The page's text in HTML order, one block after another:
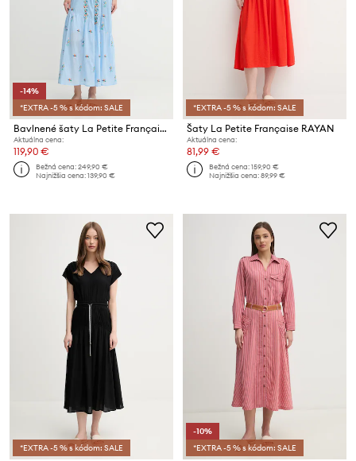
-14%
*EXTRA -5 % s kódom: SALE
Bavlnené šaty La Petite Française RACHELE
Aktuálna cena:
119,90 €
Bežná cena:249,90 €
Najnižšia cena:139,90 €
*EXTRA -5 % s kódom: SALE
Šaty La Petite Française RAYAN
Aktuálna cena:
81,99 €
Bežná cena:159,90 €
Najnižšia cena:89,99 €
*EXTRA -5 % s kódom: SALE
-10%
*EXTRA -5 % s kódom: SALE